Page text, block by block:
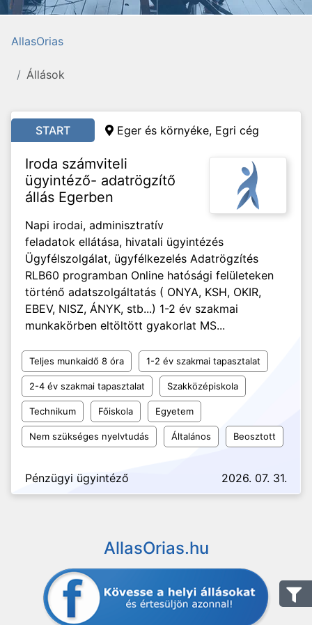
AllasOrias
Állások
START Eger és környéke, Egri cég
Iroda számviteli
ügyintéző- adatrögzítő
állás Egerben
Napi irodai, adminisztratív
feladatok ellátása, hivatali ügyintézés
Ügyfélszolgálat, ügyfélkezelés Adatrögzítés
RLB60 programban Online hatósági felületeken
történő adatszolgáltatás ( ONYA, KSH, OKIR,
EBEV, NISZ, ÁNYK, stb...) 1-2 év szakmai
munkakörben eltöltött gyakorlat MS...
Teljes munkaidő 8 óra 1-2 év szakmai tapasztalat
2-4 év szakmai tapasztalat Szakközépiskola
Technikum Főiskola Egyetem
Nem szükséges nyelvtudás Általános Beosztott
Pénzügyi ügyintéző 2026. 07. 31.
AllasOrias.hu